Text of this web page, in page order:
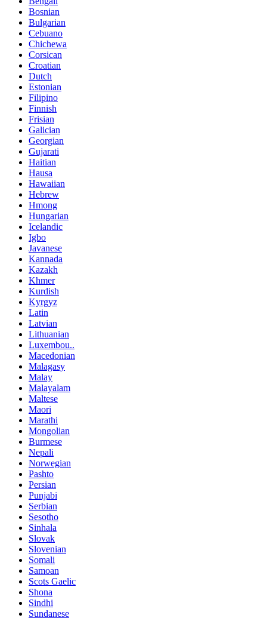
Bosnian
Bulgarian
Cebuano
Chichewa
Corsican
Croatian
Dutch
Estonian
Filipino
Finnish
Frisian
Galician
Georgian
Gujarati
Haitian
Hausa
Hawaiian
Hebrew
Hmong
Hungarian
Icelandic
Igbo
Javanese
Kannada
Kazakh
Khmer
Kurdish
Kyrgyz
Latin
Latvian
Lithuanian
Luxembou..
Macedonian
Malagasy
Malay
Malayalam
Maltese
Maori
Marathi
Mongolian
Burmese
Nepali
Norwegian
Pashto
Persian
Punjabi
Serbian
Sesotho
Sinhala
Slovak
Slovenian
Somali
Samoan
Scots Gaelic
Shona
Sindhi
Sundanese